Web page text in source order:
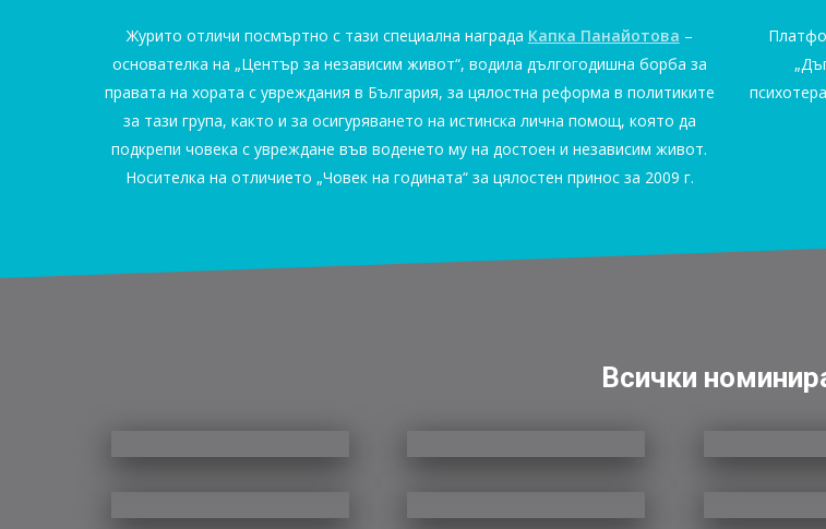
Журито отличи посмъртно с тази специална награда Капка Панайотова –
основателка на „Център за независим живот“, водила дългогодишна борба за
правата на хората с увреждания в България, за цялостна реформа в политиките
за тази група, както и за осигуряването на истинска лична помощ, която да
подкрепи човека с увреждане във воденето му на достоен и независим живот.
Носителка на отличието „Човек на годината“ за цялостен принос за 2009 г.
Всички